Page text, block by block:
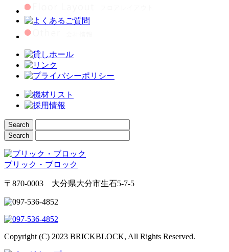
ブリック・ブロック
〒870-0003 大分県大分市生石5-7-5
Copyright (C) 2023 BRICKBLOCK, All Rights Reserved.